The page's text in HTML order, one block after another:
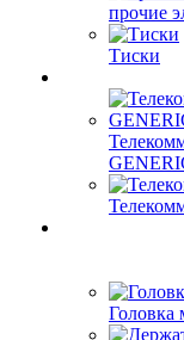
прочие
Тиски
Головка